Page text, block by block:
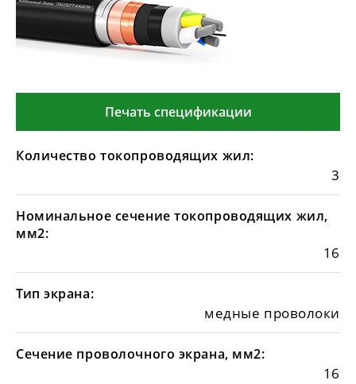
Печать спецификации
Количество токопроводящих жил:
3
Номинальное сечение токопроводящих жил,
мм2:
16
Тип экрана:
медные проволоки
Сечение проволочного экрана, мм2:
16